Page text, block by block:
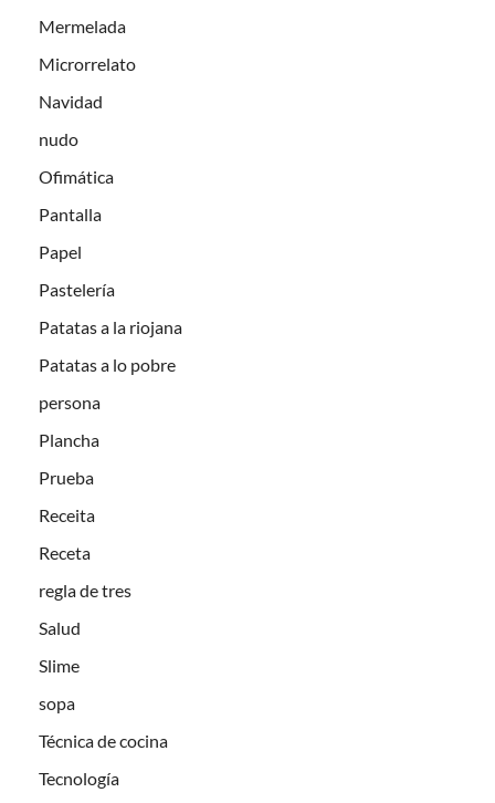
Mermelada
Microrrelato
Navidad
nudo
Ofimática
Pantalla
Papel
Pastelería
Patatas a la riojana
Patatas a lo pobre
persona
Plancha
Prueba
Receita
Receta
regla de tres
Salud
Slime
sopa
Técnica de cocina
Tecnología